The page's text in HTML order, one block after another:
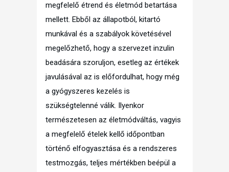
megfelelő étrend és életmód betartása
mellett. Ebből az állapotból, kitartó
munkával és a szabályok követésével
megelőzhető, hogy a szervezet inzulin
beadására szoruljon, esetleg az értékek
javulásával az is előfordulhat, hogy még
a gyógyszeres kezelés is
szükségtelenné válik. Ilyenkor
természetesen az életmódváltás, vagyis
a megfelelő ételek kellő időpontban
történő elfogyasztása és a rendszeres
testmozgás, teljes mértékben beépül a